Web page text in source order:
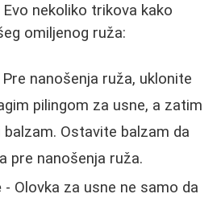
nekoliko trikova kako
omiljenog ruža:
Pre nanošenja ruža, uklonite
pilingom za usne, a zatim
Ostavite balzam da
pre nanošenja ruža.
- Olovka za usne ne samo da